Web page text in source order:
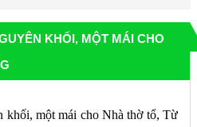
KHỐI, MỘT MÁI CHO
khối, một mái cho Nhà thờ tổ, Từ